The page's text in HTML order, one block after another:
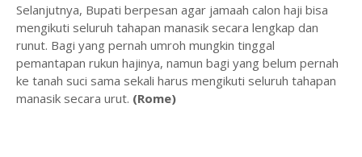
Selanjutnya, Bupati berpesan agar jamaah calon haji bisa
mengikuti seluruh tahapan manasik secara lengkap dan
runut. Bagi yang pernah umroh mungkin tinggal
pemantapan rukun hajinya, namun bagi yang belum pernah
ke tanah suci sama sekali harus mengikuti seluruh tahapan
manasik secara urut. (Rome)